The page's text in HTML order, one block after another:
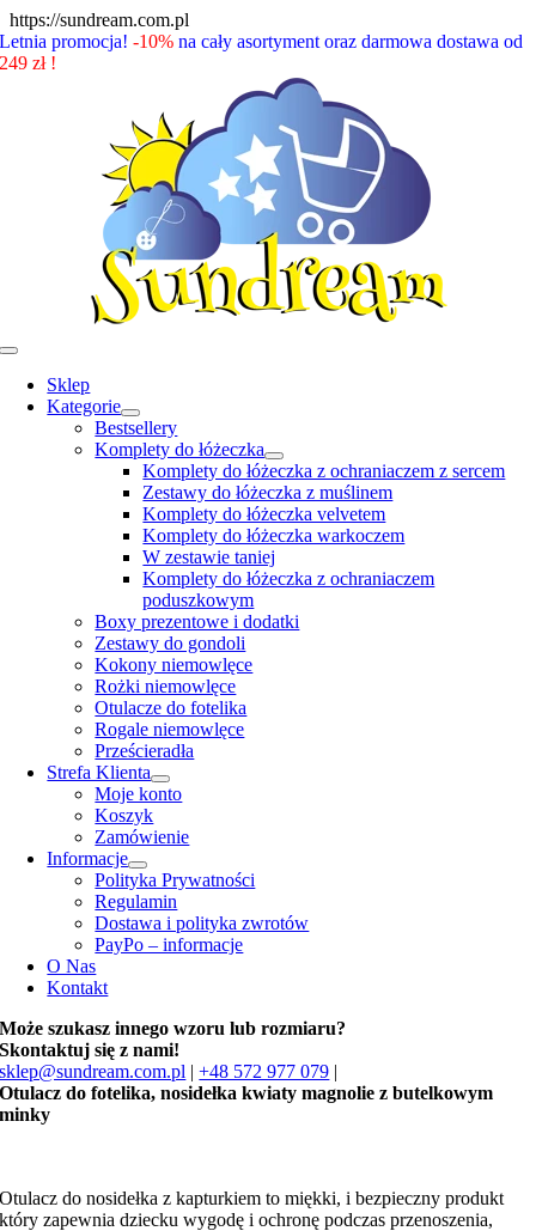
https://sundream.com.pl
to
Letnia promocja!-10% na cały asortyment oraz darmowa dostawa od
249 zł !
Toggle
Navigation
Sklep
Kategorie
Bestsellery
Komplety do łóżeczka
Komplety do łóżeczka z ochraniaczem z sercem
Zestawy do łóżeczka z muślinem
Komplety do łóżeczka velvetem
Komplety do łóżeczka warkoczem
W zestawie taniej
Komplety do łóżeczka z ochraniaczem
poduszkowym
Boxy prezentowe i dodatki
Zestawy do gondoli
Kokony niemowlęce
Rożki niemowlęce
Otulacze do fotelika
Rogale niemowlęce
Prześcieradła
Strefa Klienta
Moje konto
Koszyk
Zamówienie
Informacje
Polityka Prywatności
Regulamin
Dostawa i polityka zwrotów
PayPo – informacje
O Nas
Kontakt
Może szukasz innego wzoru lub rozmiaru?
Skontaktuj się z nami!
sklep@sundream.com.pl |+48 572 977 079 |
Otulacz do fotelika, nosidełka kwiaty magnolie z butelkowym
minky
Otulacz do nosidełka z kapturkiem to miękki, i bezpieczny produkt
który zapewnia dziecku wygodę i ochronę podczas przenoszenia,